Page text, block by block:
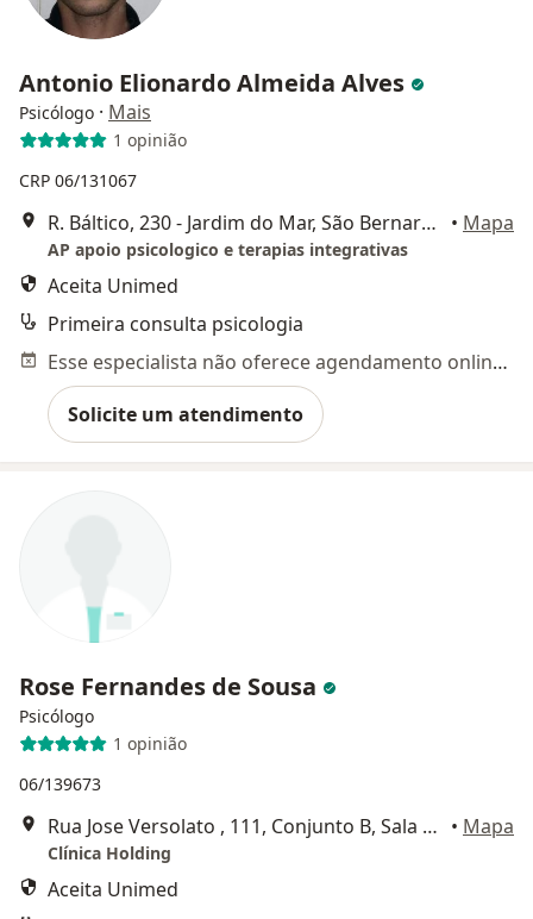
Antonio Elionardo Almeida Alves
Psicólogo · Mais
1 opinião
CRP 06/131067
R. Báltico, 230 - Jardim do Mar, São Bernardo do Campo • Mapa
AP apoio psicologico e terapias integrativas
Aceita Unimed
Primeira consulta psicologia
Esse especialista não oferece agendamento online para esse endereço.
Solicite um atendimento
Rose Fernandes de Sousa
Psicólogo
1 opinião
06/139673
Rua Jose Versolato , 111, Conjunto B, Sala 3616, São Bernardo do Campo • Mapa
Clínica Holding
Aceita Unimed